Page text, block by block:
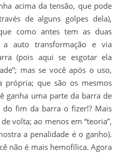
acima da tensão, que pode
de alguns golpes dela),
como antes tem as duas
auto transformação e via
(pois aqui se esgotar ela
mas se você após o uso,
própria; que são os mesmos
ganha uma parte da barra de
fim da barra o fizer!? Mais
volta; ao menos em “teoria”,
a penalidade é o ganho).
não é mais hemofílica. Agora